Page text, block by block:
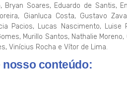
Bryan Soares, Eduardo de Santis,
Gianluca Costa, Gustavo
Pacios, Lucas Nascimento,
Murillo Santos, Nathalie
Vinícius Rocha e Vítor de Lima.
nosso conteúdo: